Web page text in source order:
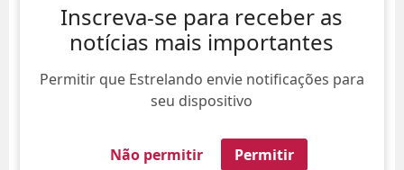
Inscreva-se para receber as
notícias mais importantes
Permitir que Estrelando envie notificações para
seu dispositivo
Não permitir Permitir
07/Ago/